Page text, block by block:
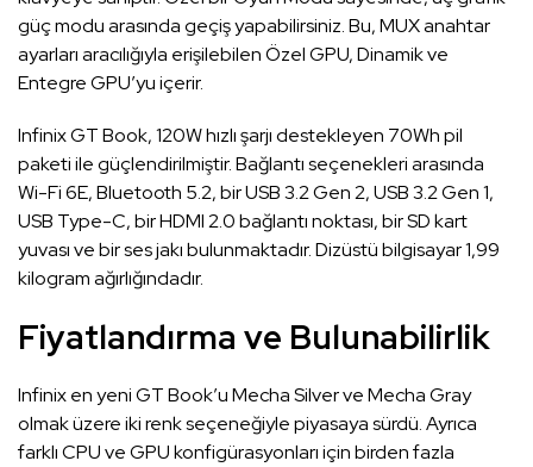
güç modu arasında geçiş yapabilirsiniz. Bu, MUX anahtar
ayarları aracılığıyla erişilebilen Özel GPU, Dinamik ve
Entegre GPU’yu içerir.
Infinix GT Book, 120W hızlı şarjı destekleyen 70Wh pil
paketi ile güçlendirilmiştir. Bağlantı seçenekleri arasında
Wi-Fi 6E, Bluetooth 5.2, bir USB 3.2 Gen 2, USB 3.2 Gen 1,
USB Type-C, bir HDMI 2.0 bağlantı noktası, bir SD kart
yuvası ve bir ses jakı bulunmaktadır. Dizüstü bilgisayar 1,99
kilogram ağırlığındadır.
Fiyatlandırma ve Bulunabilirlik
Infinix en yeni GT Book’u Mecha Silver ve Mecha Gray
olmak üzere iki renk seçeneğiyle piyasaya sürdü. Ayrıca
farklı CPU ve GPU konfigürasyonları için birden fazla